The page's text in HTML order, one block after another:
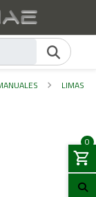
0
LIMAS